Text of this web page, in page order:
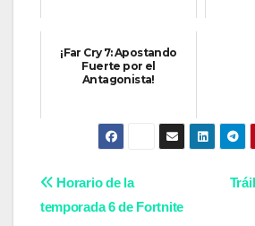
¡Far Cry 7: Apostando
Fuerte por el
Antagonista!
Navegación
Horario de la
temporada 6 de Fortnite